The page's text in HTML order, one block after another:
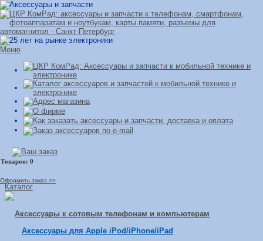
Меню
Оформить заказ >>
Каталог
Аксессуары к сотовым телефонам и компьютерам
Аксессуары для Apple iPod/iPhone/iPad